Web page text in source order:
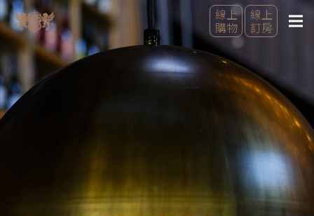
線上
購物
線上
訂房